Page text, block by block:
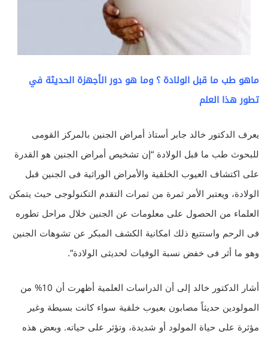
ماهو طب ما قبل الولادة ؟ وما هو دور الأجهزة الحديثة في
تطور هذا العلم
يعرف الدكتور خالد جابر أستاذ أمراض الجنين بالمركز القومى
للبحوث طب ما قبل الولادة “إن تشخيص أمراض الجنين هو القدرة
على اكتشاف العيوب الخلقية والأمراض الوراثية فى الجنين قبل
الولادة، ويعتبر الأمر ثمرة من ثمرات التقدم التكنولوجى حيث يتمكن
العلماء من الحصول على معلومات عن الجنين خلال مراحل تطوره
فى الرحم واستتبع ذلك امكانية الكشف المبكر عن تشوهات الجنين
وهو ما أثر فى خفض نسبة الوفيات لحديثى الولادة”.
أشار الدكتور خالد إلى أن الدراسات العلمية أظهرت أن 10% من
المولودين حديثاً مصابون بعيوب خلقية سواء كانت بسيطة وغير
مؤثرة على حياة المولود أو شديدة، وتؤثر على حياته. وبعض هذه